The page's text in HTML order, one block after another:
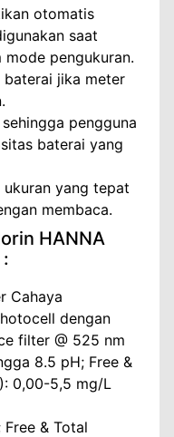
otomatis
saat
pengukuran.
baterai jika meter
pengguna
baterai yang
ukuran yang tepat
membaca.
HANNA
Cahaya
dengan
filter @ 525 nm
8.5 pH; Free &
0,00-5,5 mg/L
Free & Total